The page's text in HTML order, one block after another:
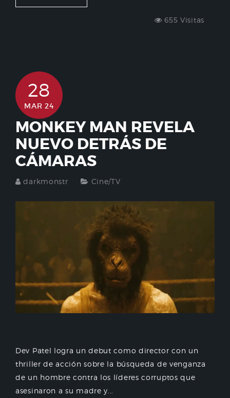
655 Visitas
28
MAR 24
MONKEY MAN REVELA
NUEVO DETRÁS DE
CÁMARAS
darkmonstr Cine/TV
Dev Patel logra un debut como director con un
thriller de acción sobre la búsqueda de venganza
de un hombre contra los líderes corruptos que
asesinaron a su madre y...